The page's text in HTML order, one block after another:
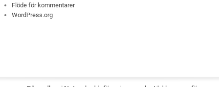
Flöde för kommentarer
WordPress.org